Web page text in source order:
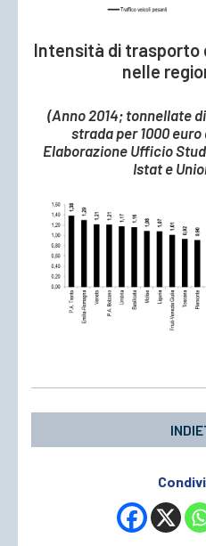
Intensità di trasporto
nelle
(Anno 2014; tonnellate
strada per 1000
Elaborazione Ufficio
Istat e